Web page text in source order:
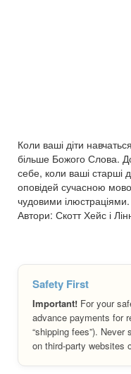
Коли ваші діти
більше Божого Слова.
себе, коли ваші старші
оповідей сучасною
чудовими ілюстраціями.
Автори: Скотт Хейс і
Safety First
Important! For your
advance payments for
“shipping fees”).
on third-party websites